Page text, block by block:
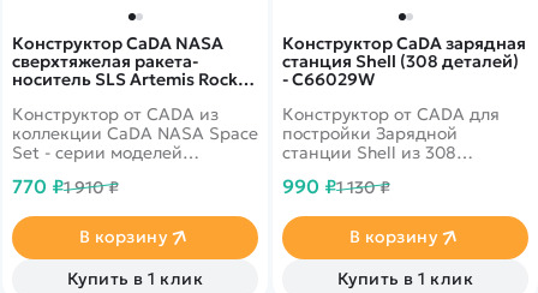
Конструктор CaDA NASA
сверхтяжелая ракета-
носитель SLS Artemis Rocket
Конструктор от CADA из
коллекции CaDA NASA Space
Set - серии моделей
770 ₽1 910 ₽
В корзину
Купить в 1 клик
Конструктор CaDA зарядная
станция Shell (308 деталей)
- C66029W
Конструктор от CADA для
постройки Зарядной
станции Shell из 308
детализация. Зарядный
зарядки, можно подключить
к автомобилю. Стильный
электромобиль в комплекте.
990 ₽1 130 ₽
В корзину
Купить в 1 клик